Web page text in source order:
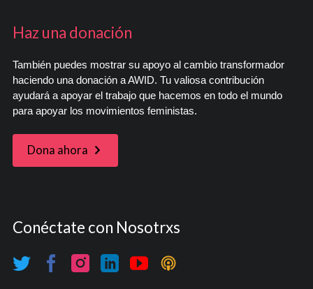
Haz una donación
También puedes mostrar su apoyo al cambio transformador
haciendo una donación a AWID. Tu valiosa contribución
ayudará a apoyar el trabajo que hacemos en todo el mundo
para apoyar los movimientos feministas.
Dona ahora
Conéctate con Nosotrxs